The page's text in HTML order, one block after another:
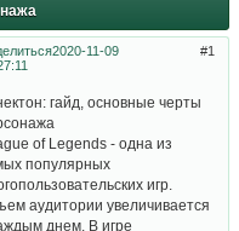
1
2020-11-09
гайд, основные черты
of Legends - одна из
популярных
игр.
аудитории увеличивается
днем. В игре